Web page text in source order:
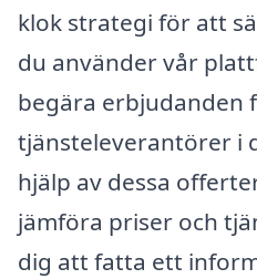
klok strategi för att
du använder vår
begära erbjudanden
tjänsteleverantörer i
hjälp av dessa
jämföra priser och
dig att fatta ett